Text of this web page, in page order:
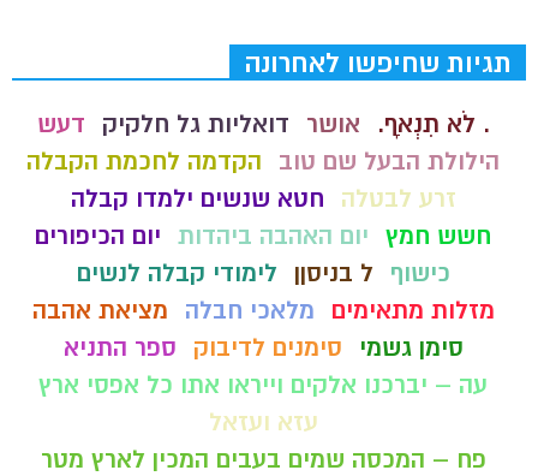
תגיות שחיפשו לאחרונה
. לֹא תִנְאָף. אושר דואליות גל חלקיק
דעש
הילולת הבעל שם טוב
הקדמה לחכמת הקבלה
זרע לבטלה
חטא שנשים ילמדו קבלה
חשש חמץ יום האהבה ביהדות יום הכיפורים
כישוף
ל בניסןן
לימודי קבלה לנשים
מזלות מתאימים
מלאכי חבלה
מציאת אהבה
סימן גשמי
סימנים לדיבוק
ספר התניא
עה – יברכנו אלקים וייראו אתו כל אפסי ארץ
עזא ועזאל
פח – המכסה שמים בעבים המכין לארץ מטר